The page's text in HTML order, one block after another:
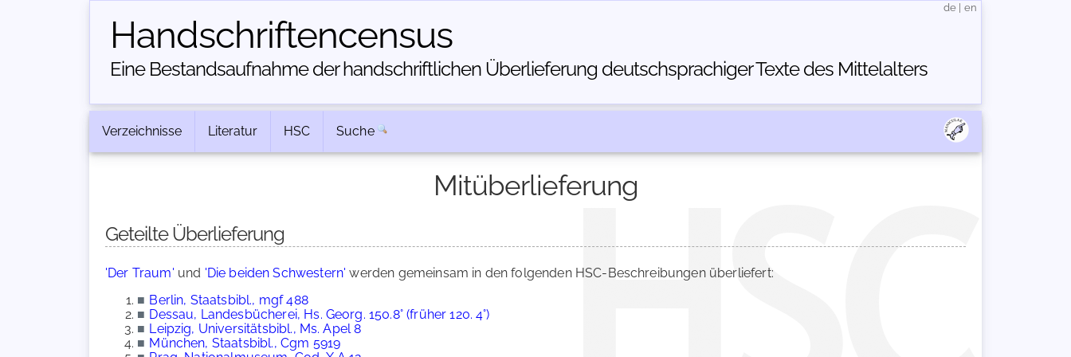
Handschriften­census
Eine Bestandsaufnahme der handschriftlichen Über­lieferung deutschsprachiger Texte des Mittelalters
de en
Verzeichnisse Literatur HSC Suche
Mitüberlieferung
Geteilte Überlieferung
'Der Traum' und 'Die beiden Schwestern' werden gemeinsam in den folgenden HSC-Beschreibungen überliefert:
■ Berlin, Staatsbibl., mgf 488
■ Dessau, Landesbücherei, Hs. Georg. 150.8° (früher 120. 4°)
■ Leipzig, Universitätsbibl., Ms. Apel 8
■ München, Staatsbibl., Cgm 5919